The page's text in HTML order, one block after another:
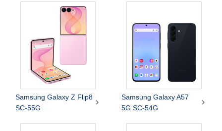
Samsung Galaxy Z Flip8
SC-55G

Samsung Galaxy A57
5G SC-54G
